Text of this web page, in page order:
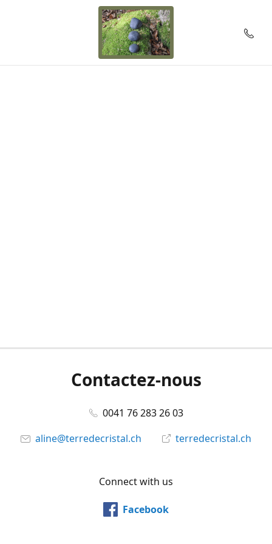
Contactez-nous
0041 76 283 26 03
aline@terredecristal.ch
terredecristal.ch
Connect with us
Facebook